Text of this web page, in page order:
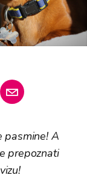
pasmine! A
prepoznati